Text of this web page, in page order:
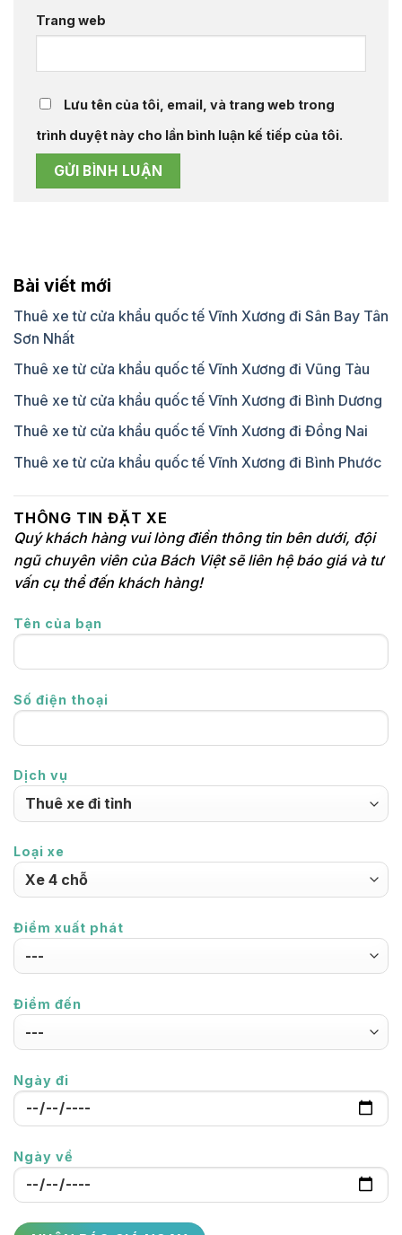
Trang web
Lưu tên của tôi, email, và trang web trong
trình duyệt này cho lần bình luận kế tiếp của tôi.
Bài viết mới
Thuê xe từ cửa khẩu quốc tế Vĩnh Xương đi Sân Bay Tân
Sơn Nhất
Thuê xe từ cửa khẩu quốc tế Vĩnh Xương đi Vũng Tàu
Thuê xe từ cửa khẩu quốc tế Vĩnh Xương đi Bình Dương
Thuê xe từ cửa khẩu quốc tế Vĩnh Xương đi Đồng Nai
Thuê xe từ cửa khẩu quốc tế Vĩnh Xương đi Bình Phước
THÔNG TIN ĐẶT XE
Quý khách hàng vui lòng điền thông tin bên dưới, đội
ngũ chuyên viên của Bách Việt sẽ liên hệ báo giá và tư
vấn cụ thể đến khách hàng!
Tên của bạn
Số điện thoại
Dịch vụ
Loại xe
Điểm xuất phát
Điểm đến
Ngày đi
Ngày về